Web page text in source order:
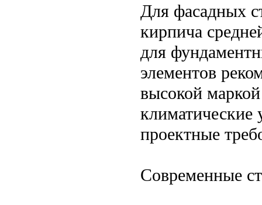
Для фасадных
кирпича
для
элементов
высокой
климатические
проектные
Современные